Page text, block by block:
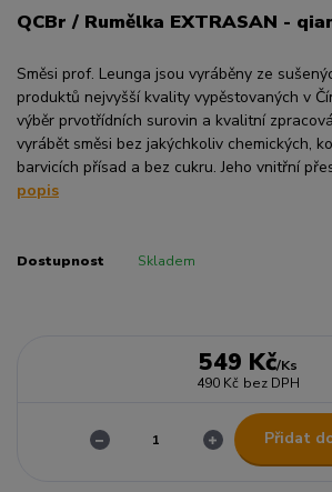
QCBr / Rumělka EXTRASAN -
Směsi prof. Leunga jsou vyráběny ze
produktů nejvyšší kvality vypěstovaných v
výběr prvotřídních surovin a kvalitní
vyrábět směsi bez jakýchkoliv chemických,
barvicích přísad a bez cukru. Jeho vnitřní
popis
Dostupnost Skladem
549 Kč/Ks
490 Kč bez DPH
Přidat